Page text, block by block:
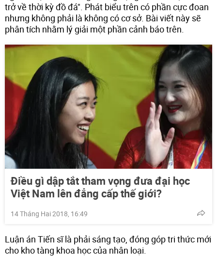
trở về thời kỳ đồ đá". Phát biểu trên có phần cực đoan
nhưng không phải là không có cơ sở. Bài viết này sẽ
phân tích nhằm lý giải một phần cảnh báo trên.
Điều gì dập tắt tham vọng đưa đại học
Việt Nam lên đẳng cấp thế giới?
14 Tháng Hai 2018, 16:49
Luận án Tiến sĩ là phải sáng tạo, đóng góp tri thức mới
cho kho tàng khoa học của nhân loại.